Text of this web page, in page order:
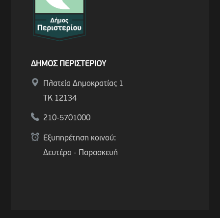
ΔΗΜΟΣ ΠΕΡΙΣΤΕΡΙΟΥ
Πλατεία Δημοκρατίας 1
ΤΚ 12134
210-5701000
Εξυπηρέτηση κοινού:
Δευτέρα - Παρασκευή